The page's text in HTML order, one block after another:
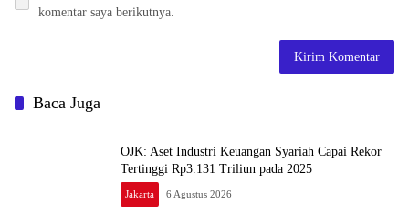
komentar saya berikutnya.
Baca Juga
OJK: Aset Industri Keuangan Syariah Capai Rekor
Tertinggi Rp3.131 Triliun pada 2025
Jakarta 6 Agustus 2026